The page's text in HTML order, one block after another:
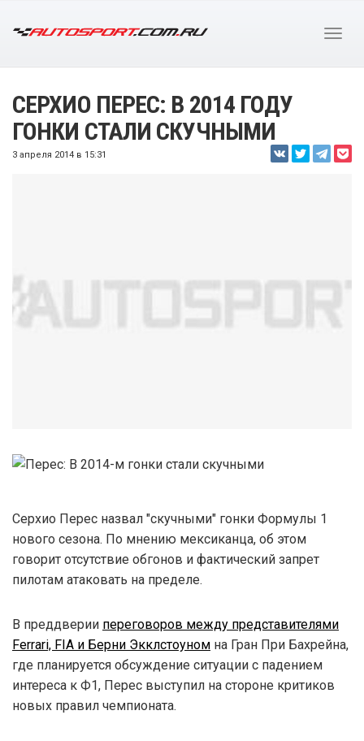
СЕРХИО ПЕРЕС: В 2014 ГОДУ
ГОНКИ СТАЛИ СКУЧНЫМИ
3 апреля 2014 в 15:31
Серхио Перес назвал "скучными" гонки Формулы 1
нового сезона. По мнению мексиканца, об этом
говорит отсутствие обгонов и фактический запрет
пилотам атаковать на пределе.
В преддверии переговоров между представителями
Ferrari, FIA и Берни Экклстоуном на Гран При Бахрейна,
где планируется обсуждение ситуации с падением
интереса к Ф1, Перес выступил на стороне критиков
новых правил чемпионата.